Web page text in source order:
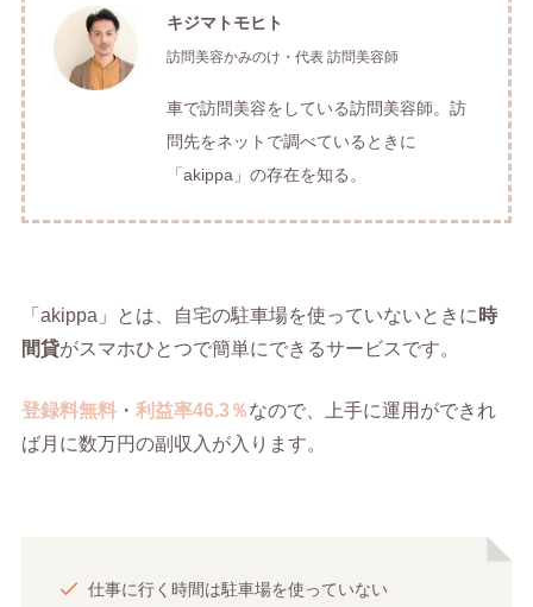
キジマトモヒト
訪問美容かみのけ・代表 訪問美容師
車で訪問美容をしている訪問美容師。訪
問先をネットで調べているときに
「akippa」の存在を知る。
「akippa」とは、自宅の駐車場を使っていないときに 時
間貸がスマホひとつで簡単にできるサービスです。
登録料無料・ 利益率46.3％なので、上手に運用ができれ
ば月に数万円の副収入が入ります。
仕事に行く時間は駐車場を使っていない